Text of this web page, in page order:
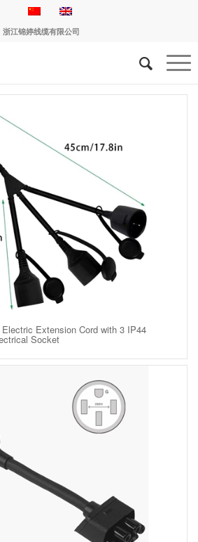
浙江锦婷线缆有限公司
Extension Cord with 3 IP44
Socket